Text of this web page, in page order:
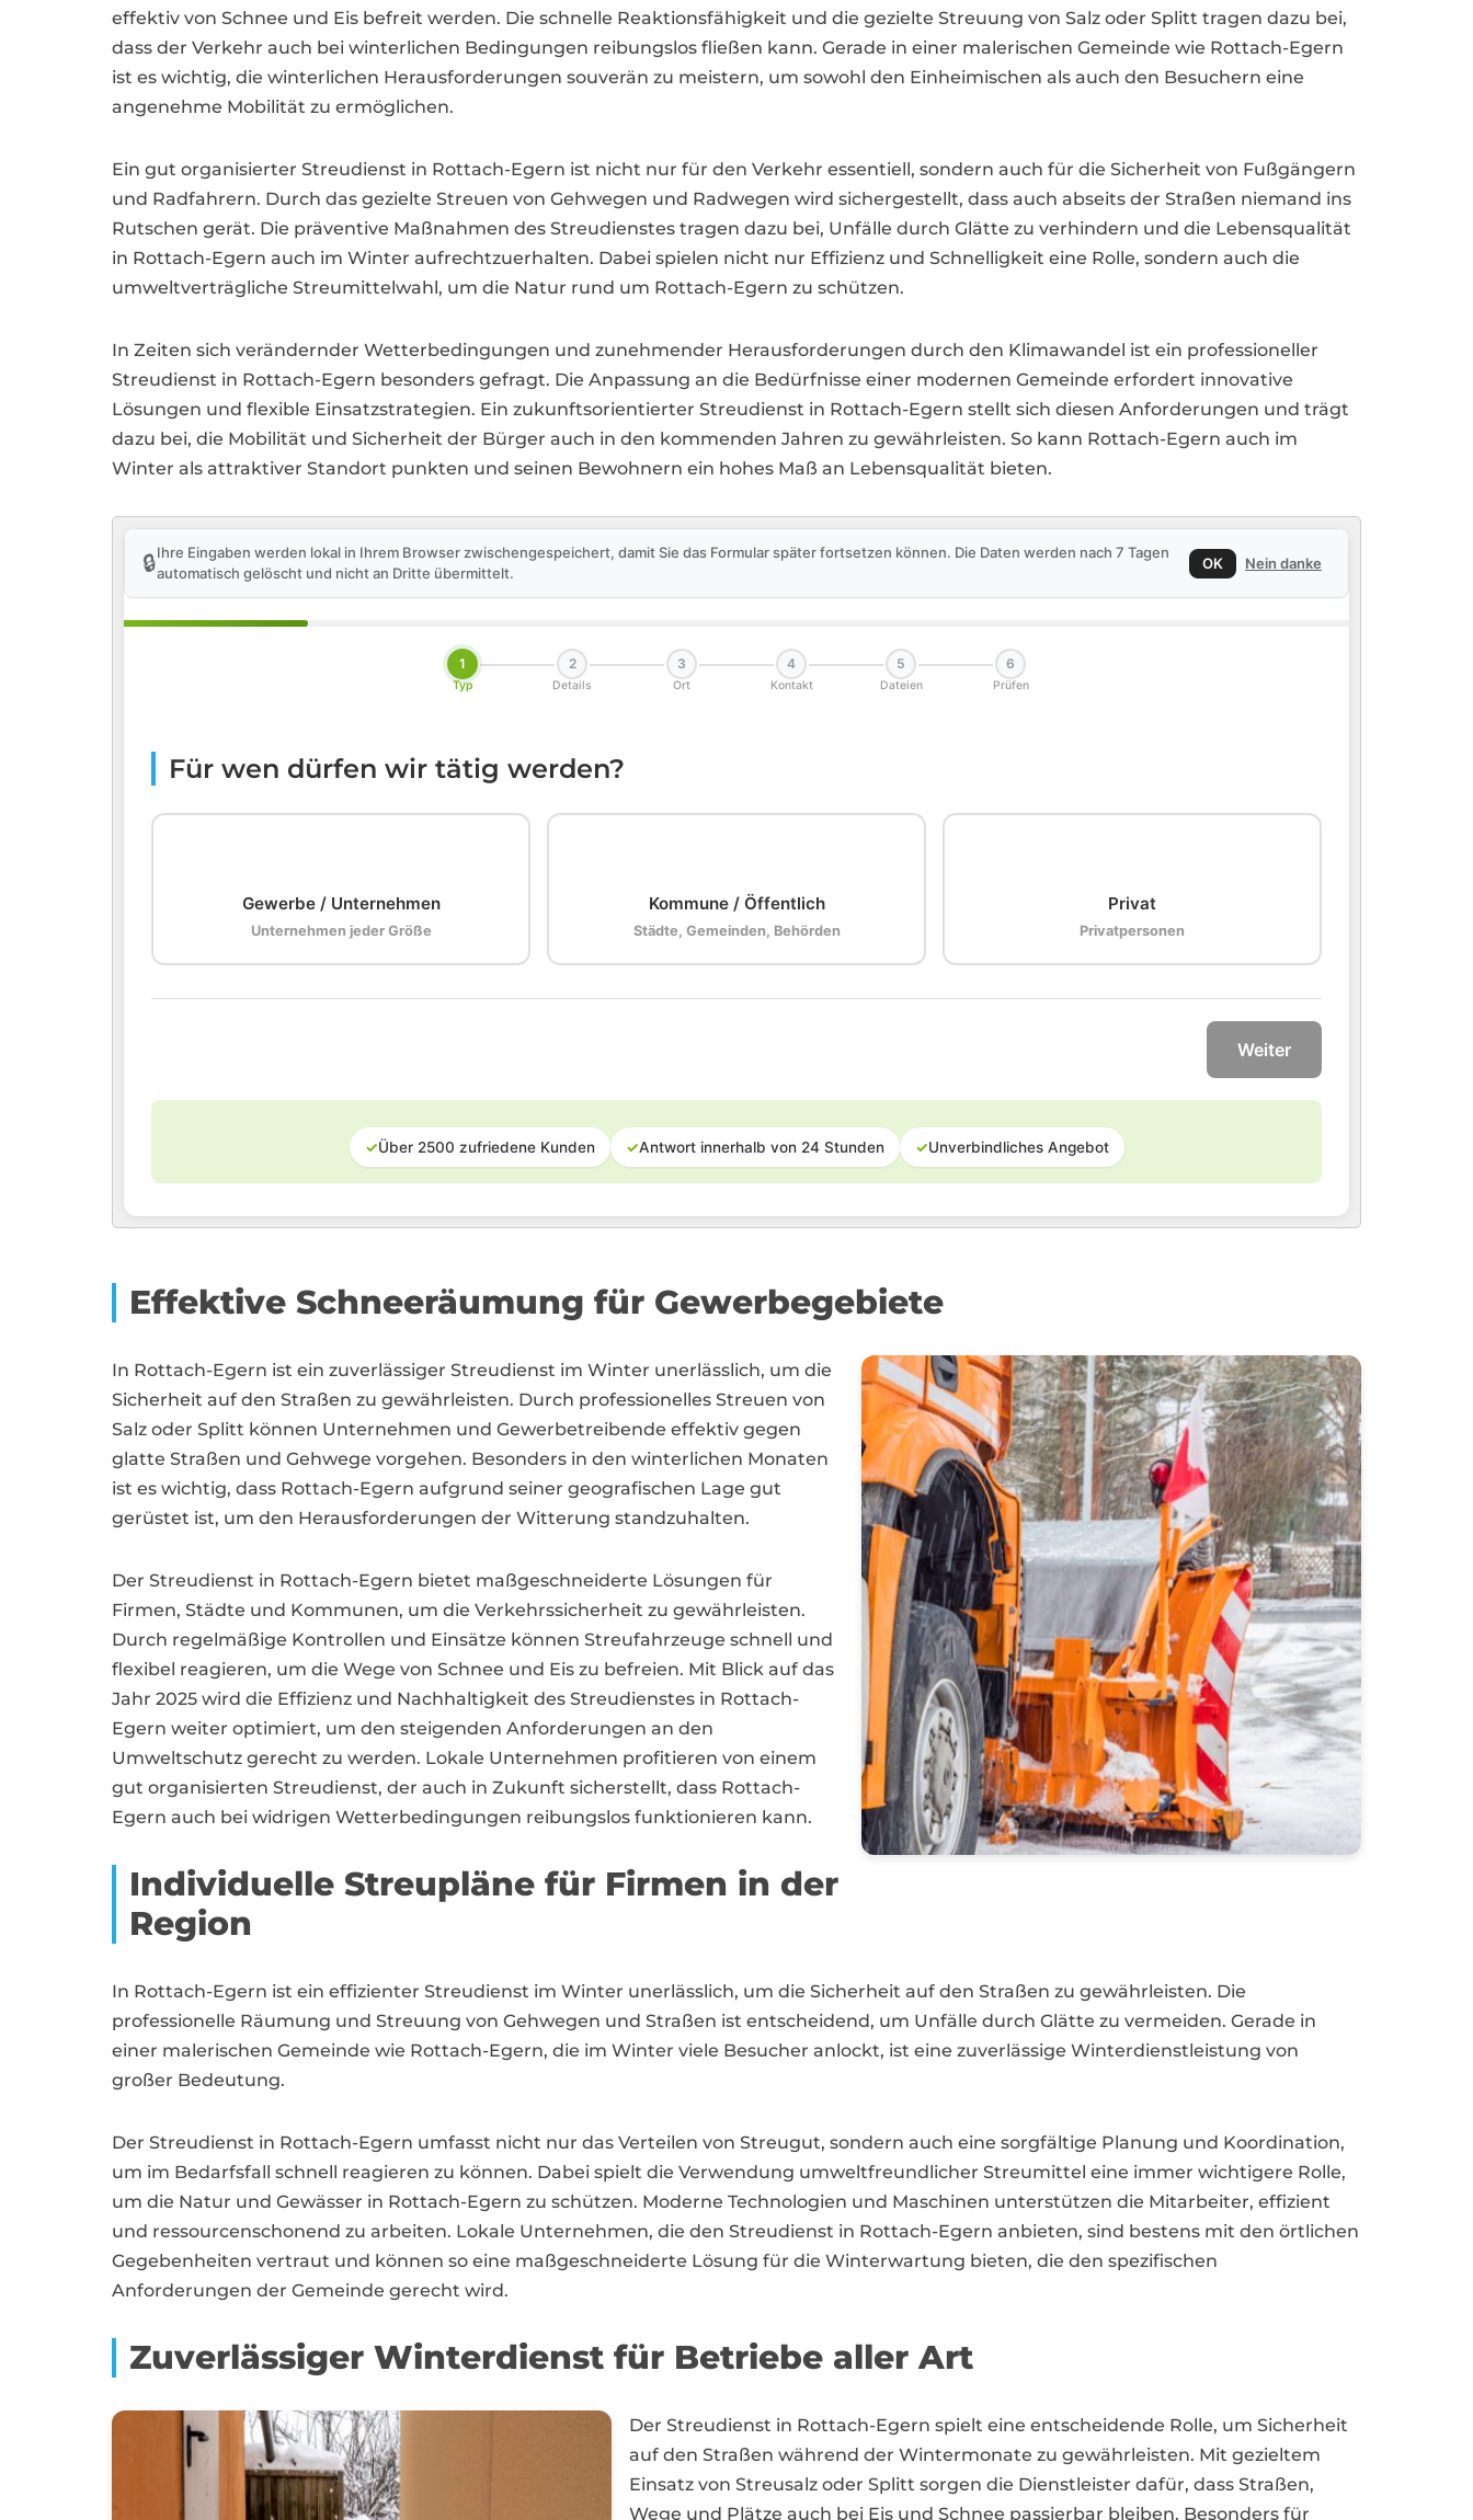
effektiv von Schnee und Eis befreit werden. Die schnelle Reaktionsfähigkeit und die gezielte Streuung von Salz oder Splitt tragen dazu bei,
dass der Verkehr auch bei winterlichen Bedingungen reibungslos fließen kann. Gerade in einer malerischen Gemeinde wie Rottach-Egern
ist es wichtig, die winterlichen Herausforderungen souverän zu meistern, um sowohl den Einheimischen als auch den Besuchern eine
angenehme Mobilität zu ermöglichen.
Ein gut organisierter Streudienst in Rottach-Egern ist nicht nur für den Verkehr essentiell, sondern auch für die Sicherheit von Fußgängern
und Radfahrern. Durch das gezielte Streuen von Gehwegen und Radwegen wird sichergestellt, dass auch abseits der Straßen niemand ins
Rutschen gerät. Die präventive Maßnahmen des Streudienstes tragen dazu bei, Unfälle durch Glätte zu verhindern und die Lebensqualität
in Rottach-Egern auch im Winter aufrechtzuerhalten. Dabei spielen nicht nur Effizienz und Schnelligkeit eine Rolle, sondern auch die
umweltverträgliche Streumittelwahl, um die Natur rund um Rottach-Egern zu schützen.
In Zeiten sich verändernder Wetterbedingungen und zunehmender Herausforderungen durch den Klimawandel ist ein professioneller
Streudienst in Rottach-Egern besonders gefragt. Die Anpassung an die Bedürfnisse einer modernen Gemeinde erfordert innovative
Lösungen und flexible Einsatzstrategien. Ein zukunftsorientierter Streudienst in Rottach-Egern stellt sich diesen Anforderungen und trägt
dazu bei, die Mobilität und Sicherheit der Bürger auch in den kommenden Jahren zu gewährleisten. So kann Rottach-Egern auch im
Winter als attraktiver Standort punkten und seinen Bewohnern ein hohes Maß an Lebensqualität bieten.
🔒Ihre Eingaben werden lokal in Ihrem Browser zwischengespeichert, damit Sie das Formular später fortsetzen können. Die Daten werden nach 7 Tagen
automatisch gelöscht und nicht an Dritte übermittelt.
OK Nein danke
1
Typ
2
Details
3
Ort
4
Kontakt
5
Dateien
6
Prüfen
Für wen dürfen wir tätig werden?
Gewerbe / Unternehmen
Unternehmen jeder Größe
Kommune / Öffentlich
Städte, Gemeinden, Behörden
Privat
Privatpersonen
Weiter
✓Über 2500 zufriedene Kunden ✓Antwort innerhalb von 24 Stunden ✓Unverbindliches Angebot
Effektive Schneeräumung für Gewerbegebiete
In Rottach-Egern ist ein zuverlässiger Streudienst im Winter unerlässlich, um die
Sicherheit auf den Straßen zu gewährleisten. Durch professionelles Streuen von
Salz oder Splitt können Unternehmen und Gewerbetreibende effektiv gegen
glatte Straßen und Gehwege vorgehen. Besonders in den winterlichen Monaten
ist es wichtig, dass Rottach-Egern aufgrund seiner geografischen Lage gut
gerüstet ist, um den Herausforderungen der Witterung standzuhalten.
Der Streudienst in Rottach-Egern bietet maßgeschneiderte Lösungen für
Firmen, Städte und Kommunen, um die Verkehrssicherheit zu gewährleisten.
Durch regelmäßige Kontrollen und Einsätze können Streufahrzeuge schnell und
flexibel reagieren, um die Wege von Schnee und Eis zu befreien. Mit Blick auf das
Jahr 2025 wird die Effizienz und Nachhaltigkeit des Streudienstes in Rottach-
Egern weiter optimiert, um den steigenden Anforderungen an den
Umweltschutz gerecht zu werden. Lokale Unternehmen profitieren von einem
gut organisierten Streudienst, der auch in Zukunft sicherstellt, dass Rottach-
Egern auch bei widrigen Wetterbedingungen reibungslos funktionieren kann.
Individuelle Streupläne für Firmen in der
Region
In Rottach-Egern ist ein effizienter Streudienst im Winter unerlässlich, um die Sicherheit auf den Straßen zu gewährleisten. Die
professionelle Räumung und Streuung von Gehwegen und Straßen ist entscheidend, um Unfälle durch Glätte zu vermeiden. Gerade in
einer malerischen Gemeinde wie Rottach-Egern, die im Winter viele Besucher anlockt, ist eine zuverlässige Winterdienstleistung von
großer Bedeutung.
Der Streudienst in Rottach-Egern umfasst nicht nur das Verteilen von Streugut, sondern auch eine sorgfältige Planung und Koordination,
um im Bedarfsfall schnell reagieren zu können. Dabei spielt die Verwendung umweltfreundlicher Streumittel eine immer wichtigere Rolle,
um die Natur und Gewässer in Rottach-Egern zu schützen. Moderne Technologien und Maschinen unterstützen die Mitarbeiter, effizient
und ressourcenschonend zu arbeiten. Lokale Unternehmen, die den Streudienst in Rottach-Egern anbieten, sind bestens mit den örtlichen
Gegebenheiten vertraut und können so eine maßgeschneiderte Lösung für die Winterwartung bieten, die den spezifischen
Anforderungen der Gemeinde gerecht wird.
Zuverlässiger Winterdienst für Betriebe aller Art
Der Streudienst in Rottach-Egern spielt eine entscheidende Rolle, um Sicherheit
auf den Straßen während der Wintermonate zu gewährleisten. Mit gezieltem
Einsatz von Streusalz oder Splitt sorgen die Dienstleister dafür, dass Straßen,
Wege und Plätze auch bei Eis und Schnee passierbar bleiben. Besonders für